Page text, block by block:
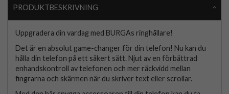
PRODUKTBESKRIVNING
Uppgradera din vardag med BURGAs ringhållare!
Det är en absolut game-changer för din telefon! Nu kan du
hålla din telefon på ett säkert sätt. Njut av en förbättrad
enhandskontroll av telefonen och mer räckvidd mellan
fingrarna och skärmen när du skriver text eller scrollar.